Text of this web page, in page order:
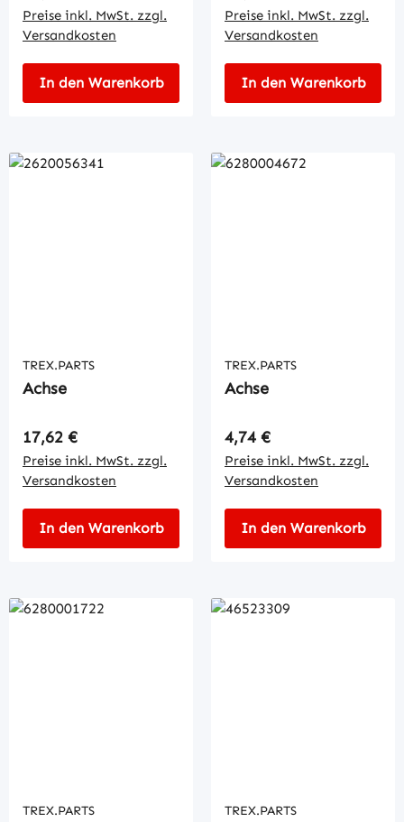
Preise inkl. MwSt. zzgl.
Versandkosten
In den Warenkorb
Preise inkl. MwSt. zzgl.
Versandkosten
In den Warenkorb
TREX.PARTS
Achse
Regulärer Preis:
17,62 €
Preise inkl. MwSt. zzgl.
Versandkosten
In den Warenkorb
TREX.PARTS
Achse
Regulärer Preis:
4,74 €
Preise inkl. MwSt. zzgl.
Versandkosten
In den Warenkorb
TREX.PARTS TREX.PARTS